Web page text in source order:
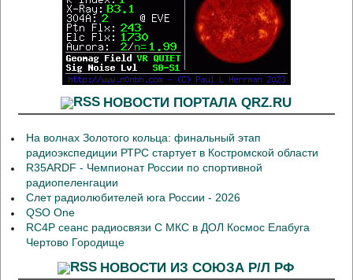
НОВОСТИ ПОРТАЛА QRZ.RU
На волнах Золотого кольца: финальный этап
радиоэкспедиции РТРС стартует в Костромской области
R35ARDF - Чемпионат России по спортивной
радиопеленгации
Слет радиолюбителей юга России - 2026
QSO One
RC4P сеанс радиосвязи С МКС в ДОЛ Космос Елабуга
Чертово Городище
НОВОСТИ ИЗ СОЮЗА Р/Л РФ